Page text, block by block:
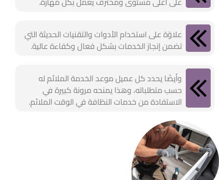
علاوًة على استخدام الأدوات والتقنيات الحديثة التي
تضمن إنجاز الخدمات بشكل فعال وكفاءة عالية.
وأيضًا يحدد كل عميل موعد الخدمة الملائم له
حسب متطلباته، وهذا يمنحه مرونة كبيرة في
الاستفادة من خدمات النظافة في الوقت الملائم.